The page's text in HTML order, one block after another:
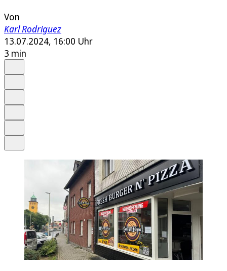
Von
Karl Rodriguez
13.07.2024, 16:00 Uhr
3 min